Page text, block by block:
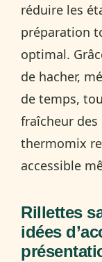
réduire les
préparation
optimal.
de hacher,
de temps,
fraîcheur des
thermomix
accessible
Rillettes
idées